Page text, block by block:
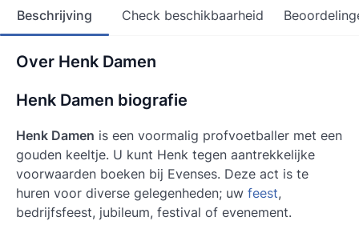
Beschrijving Check beschikbaarheid
Over Henk Damen
Henk Damen biografie
Henk Damen is een voormalig profvoetballer met een
gouden keeltje. U kunt Henk tegen aantrekkelijke
voorwaarden boeken bij Evenses. Deze act is te
huren voor diverse gelegenheden; uw feest,
bedrijfsfeest, jubileum, festival of evenement.